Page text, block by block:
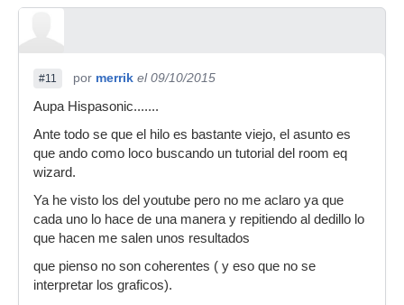
#11 por merrik el 09/10/2015
Aupa Hispasonic.......
Ante todo se que el hilo es bastante viejo, el asunto es
que ando como loco buscando un tutorial del room eq
wizard.
Ya he visto los del youtube pero no me aclaro ya que
cada uno lo hace de una manera y repitiendo al dedillo lo
que hacen me salen unos resultados
que pienso no son coherentes ( y eso que no se
interpretar los graficos).